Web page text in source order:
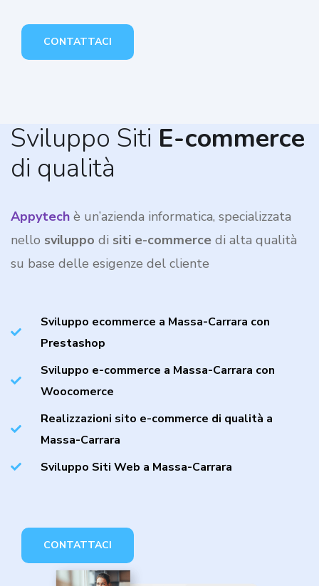
CONTATTACI
Sviluppo Siti E-commerce
di qualità
Appytech è un’azienda informatica, specializzata
nello sviluppo di siti e-commerce di alta qualità
su base delle esigenze del cliente
Sviluppo ecommerce a Massa-Carrara con
Prestashop
Sviluppo e-commerce a Massa-Carrara con
Woocomerce
Realizzazioni sito e-commerce di qualità a
Massa-Carrara
Sviluppo Siti Web a Massa-Carrara
CONTATTACI